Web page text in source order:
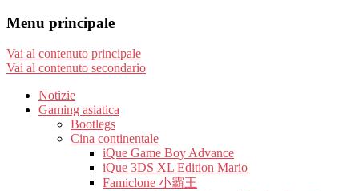
Menu principale
Vai al contenuto principale
Vai al contenuto secondario
Notizie
Gaming asiatica
Bootlegs
Cina continentale
iQue Game Boy Advance
iQue 3DS XL Edition Mario
Famiclone 小霸王